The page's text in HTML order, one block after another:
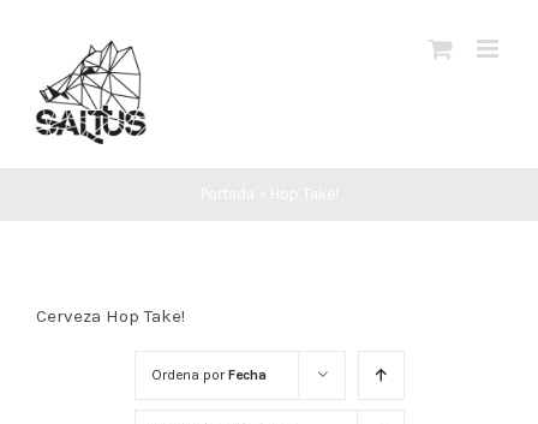
contenido
Cerveza Hop Take!
Ordena porFecha